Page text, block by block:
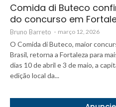
Comida di Buteco
do concurso em
Bruno Barreto - março 12, 2026
O Comida di Buteco, maior
Brasil, retorna a Fortaleza para
dias 10 de abril e 3 de maio, a
edição local da...